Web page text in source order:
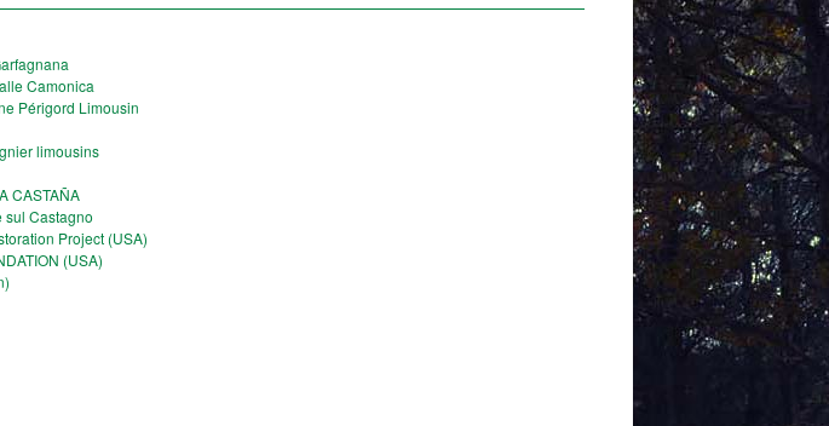
Camonica
Périgord Limousin
limousins
CASTAÑA
sul Castagno
Project (USA)
(USA)